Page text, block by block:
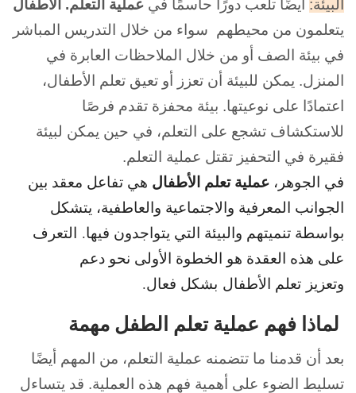
البيئة: أيضًا تلعب دورًا حاسمًا في عملية التعلم. الأطفال
يتعلمون من محيطهم سواء من خلال التدريس المباشر
في بيئة الصف أو من خلال الملاحظات العابرة في
المنزل. يمكن للبيئة أن تعزز أو تعيق تعلم الأطفال،
اعتمادًا على نوعيتها. بيئة محفزة تقدم فرصًا
للاستكشاف تشجع على التعلم، في حين يمكن لبيئة
فقيرة في التحفيز تقتل عملية التعلم.
في الجوهر، عملية تعلم الأطفال هي تفاعل معقد بين
الجوانب المعرفية والاجتماعية والعاطفية، يتشكل
بواسطة تنميتهم والبيئة التي يتواجدون فيها. التعرف
على هذه العقدة هو الخطوة الأولى نحو دعم
وتعزيز تعلم الأطفال بشكل فعال.
لماذا فهم عملية تعلم الطفل مهمة
بعد أن قدمنا ما تتضمنه عملية التعلم، من المهم أيضًا
تسليط الضوء على أهمية فهم هذه العملية. قد يتساءل